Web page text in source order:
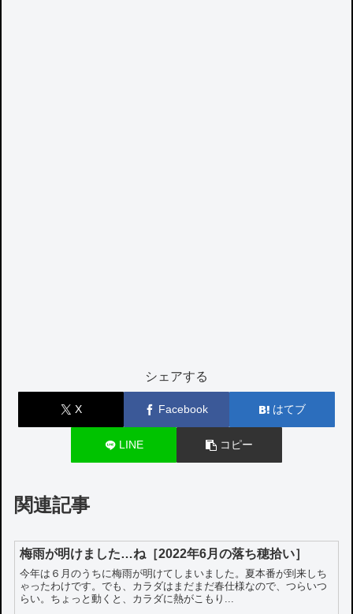
シェアする
X Facebook はてブ
LINE コピー
関連記事
梅雨が明けました…ね［2022年6月の落ち穂拾い］
今年は６月のうちに梅雨が明けてしまいました。夏本番が到来しち
ゃったわけです。でも、カラダはまだまだ春仕様なので、つらいつ
らい。ちょっと動くと、カラダに熱がこもり...